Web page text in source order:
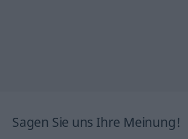
Sagen Sie uns Ihre Meinung!